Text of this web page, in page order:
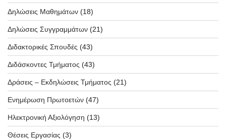
Δηλώσεις Μαθημάτων (18)
Δηλώσεις Συγγραμμάτων (21)
Διδακτορικές Σπουδές (43)
Διδάσκοντες Τμήματος (43)
Δράσεις – Εκδηλώσεις Τμήματος (21)
Ενημέρωση Πρωτοετών (47)
Ηλεκτρονική Αξιολόγηση (13)
Θέσεις Εργασίας (3)